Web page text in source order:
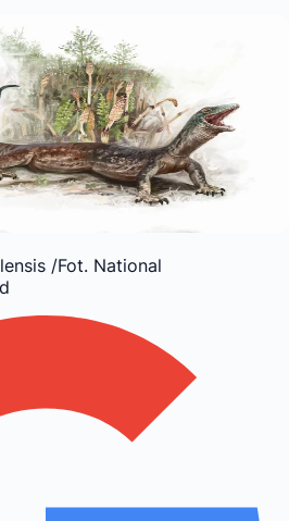
/Fot. National